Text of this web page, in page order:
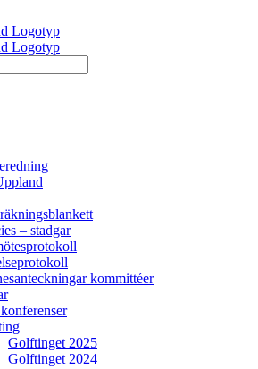
– stadgar
kommittéer
Golftinget 2025
Golftinget 2024